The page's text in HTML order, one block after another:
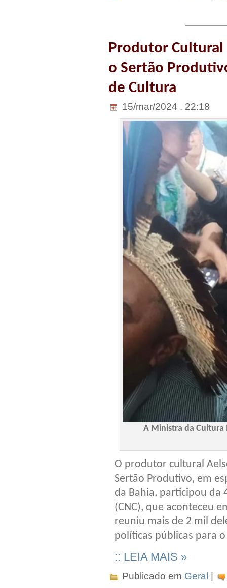
Produtor Cultural
o Sertão
de Cultura
15/mar/2024 . 22:18
A Ministra da Cultura
O produtor cultural
Sertão Produtivo, em
da Bahia, participou da
(CNC), que aconteceu
reuniu mais de 2 mil
políticas públicas para
:: LEIA MAIS »
Publicado em Geral |